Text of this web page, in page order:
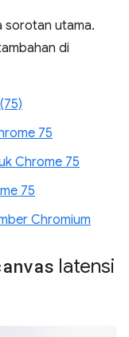
sorotan utama.
di
75
Chrome 75
75
Chromium
latensi